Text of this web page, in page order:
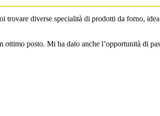
trovare diverse specialità di prodotti da forno,
posto. Mi ha dato anche l’opportunità di